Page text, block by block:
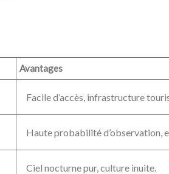
Avantages
Facile d’accès, infrastructure
Haute probabilité d’observation,
Ciel nocturne pur, culture inuite.